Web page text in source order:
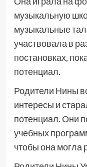
музыкальную
музыкальные
участвовала в
постановках,
потенциал.
Родители Нины
интересы и
потенциал. Они
учебных
чтобы она могла